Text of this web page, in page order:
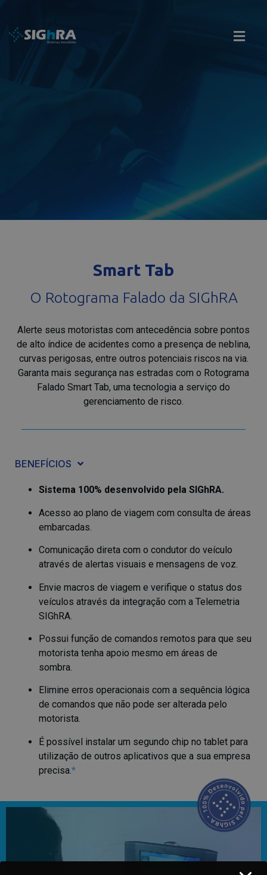
Smart Tab
O Rotograma Falado da SIGhRA
Alerte seus motoristas com antecedência sobre pontos
de alto índice de acidentes como a presença de neblina,
curvas perigosas, entre outros potenciais riscos na via.
Garanta mais segurança nas estradas com o Rotograma
Falado Smart Tab, uma tecnologia a serviço do
gerenciamento de risco.
BENEFÍCIOS
Sistema 100% desenvolvido pela SIGhRA.
Acesso ao plano de viagem com consulta de áreas
embarcadas.
Comunicação direta com o condutor do veículo
através de alertas visuais e mensagens de voz.
Envie macros de viagem e verifique o status dos
veículos através da integração com a Telemetria
SIGhRA.
Possui função de comandos remotos para que seu
motorista tenha apoio mesmo em áreas de
sombra.
Elimine erros operacionais com a sequência lógica
de comandos que não pode ser alterada pelo
motorista.
É possível instalar um segundo chip no tablet para
utilização de outros aplicativos que a sua empresa
precisa. *